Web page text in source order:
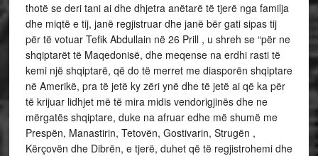
thotë se deri tani ai dhe dhjetra anëtarë të tjerë nga familja
dhe miqtë e tij, janë regjistruar dhe janë bër gati sipas tij
për të votuar Tefik Abdullain në 26 Prill , u shreh se “për ne
shqiptarët të Maqedonisë, dhe meqense na erdhi rasti të
kemi një shqiptarë, që do të merret me diasporën shqiptare
në Amerikë, pra të jetë ky zëri ynë dhe të jetë ai që ka për
të krijuar lidhjet më të mira midis vendorigjinës dhe ne
mërgatës shqiptare, duke na afruar edhe më shumë me
Prespën, Manastirin, Tetovën, Gostivarin, Strugën ,
Kërçovën dhe Dibrën, e tjerë, duhet që të regjistrohemi dhe